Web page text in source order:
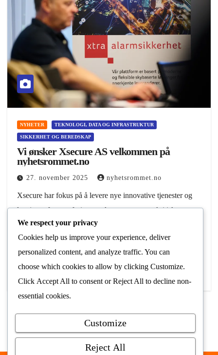
NYHETER TEKNOLOGI, DATA OG INFRASTRUKTUR
SIKKERHET OG BEREDSKAP
Vi ønsker Xsecure AS velkommen på
nyhetsrommet.no
27. november 2025 nyhetsrommet.no
Xsecure har fokus på å levere nye innovative tjenester og
løsninger for overføring av alarmer og annen kritisk
informasjon på en sikker måte. Formålet er å gjøre det
enklere og raskere å…
Les Mer
We respect your privacy
Cookies help us improve your experience, deliver
personalized content, and analyze traffic. You can
choose which cookies to allow by clicking Customize.
Click Accept All to consent orReject All to decline non-
essential cookies.
Customize
Reject All